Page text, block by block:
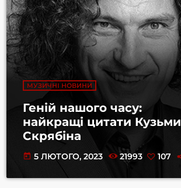
МУЗИЧНІ НОВИНИ
Геній нашого часу:
найкращі цитати Кузьми
Скрябіна
today 5 ЛЮТОГО, 2023 21993 107